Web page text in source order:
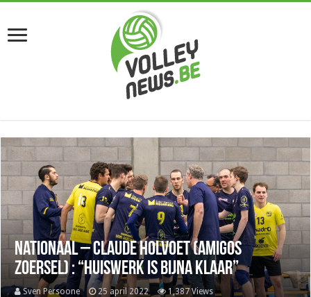
Nationaal – Claude Holvoet (Amigos
Zoersel) : “Huiswerk is bijna klaar”
Sven Persoone 25 april 2022 1,387 Views